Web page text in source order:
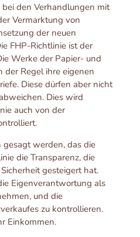
den Verhandlungen mit
Vermarktung von
der neuen
FHP-Richtlinie ist der
Werke der Papier- und
der Regel ihre eigenen
Diese dürfen aber nicht
Dies wird
auch von der
werden, das die
die Transparenz, die
gesteigert hat.
Eigenverantwortung als
und die
zu kontrollieren.
Einkommen.